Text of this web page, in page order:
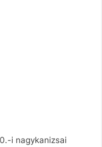
i nagykanizsai